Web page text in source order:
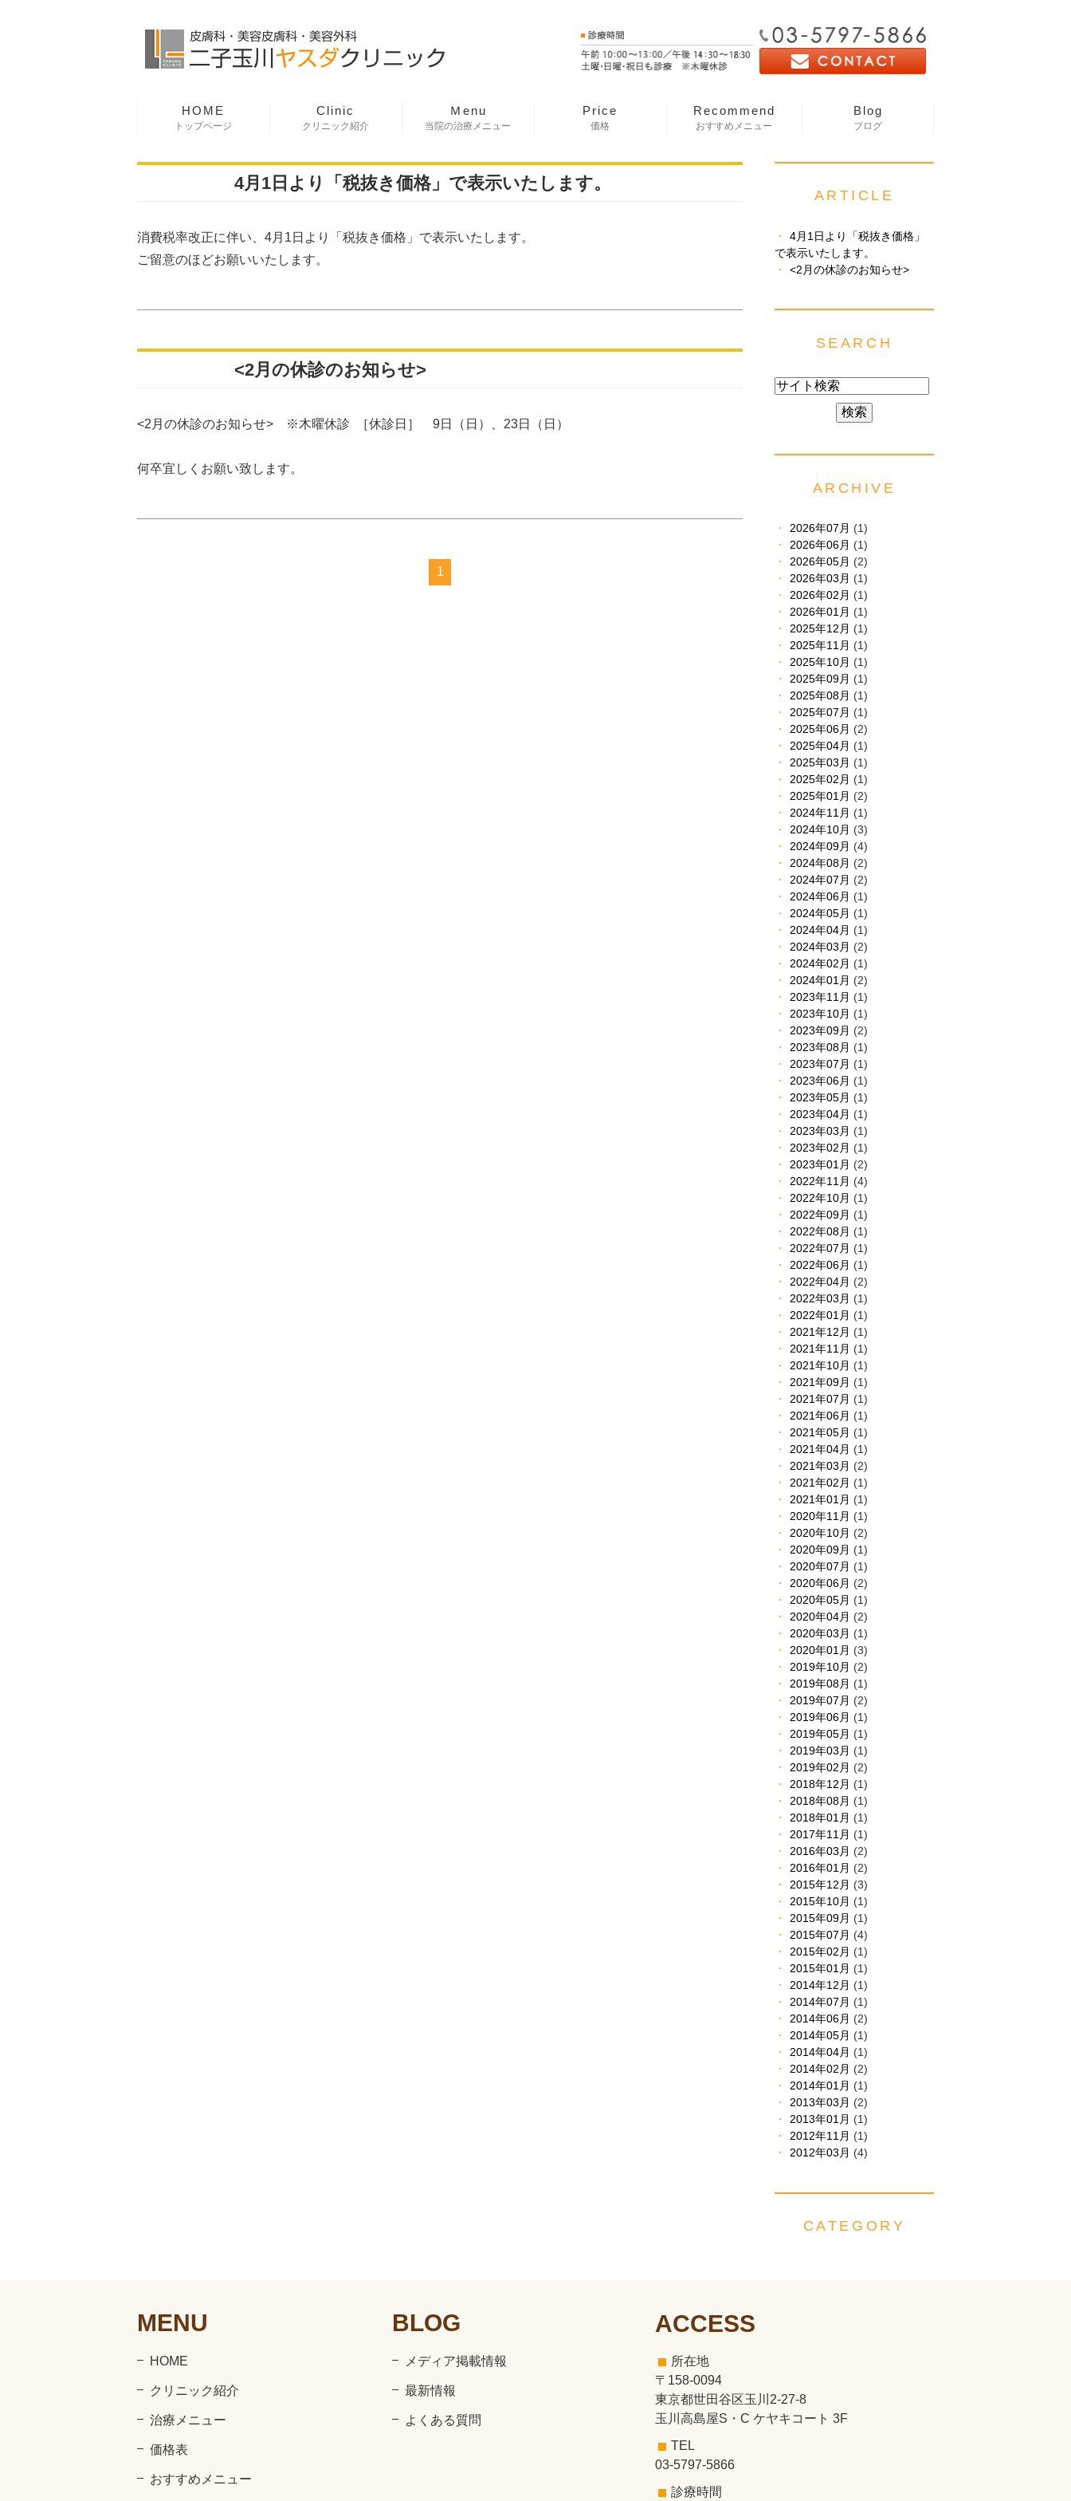
HOME
トップページ
Clinic
クリニック紹介
Ｍenu
当院の治療メニュー
Price
価格
Recommend
おすすめメニュー
Blog
ブログ
4月1日より「税抜き価格」で表示いたします。
消費税率改正に伴い、4月1日より「税抜き価格」で表示いたします。
ご留意のほどお願いいたします。
<2月の休診のお知らせ>
<2月の休診のお知らせ> ※木曜休診 ［休診日］ 9日（日）、23日（日）
何卒宜しくお願い致します。
1
ARTICLE
4月1日より「税抜き価格」
で表示いたします。
<2月の休診のお知らせ>
SEARCH
ARCHIVE
2026年07月 (1)
2026年06月 (1)
2026年05月 (2)
2026年03月 (1)
2026年02月 (1)
2026年01月 (1)
2025年12月 (1)
2025年11月 (1)
2025年10月 (1)
2025年09月 (1)
2025年08月 (1)
2025年07月 (1)
2025年06月 (2)
2025年04月 (1)
2025年03月 (1)
2025年02月 (1)
2025年01月 (2)
2024年11月 (1)
2024年10月 (3)
2024年09月 (4)
2024年08月 (2)
2024年07月 (2)
2024年06月 (1)
2024年05月 (1)
2024年04月 (1)
2024年03月 (2)
2024年02月 (1)
2024年01月 (2)
2023年11月 (1)
2023年10月 (1)
2023年09月 (2)
2023年08月 (1)
2023年07月 (1)
2023年06月 (1)
2023年05月 (1)
2023年04月 (1)
2023年03月 (1)
2023年02月 (1)
2023年01月 (2)
2022年11月 (4)
2022年10月 (1)
2022年09月 (1)
2022年08月 (1)
2022年07月 (1)
2022年06月 (1)
2022年04月 (2)
2022年03月 (1)
2022年01月 (1)
2021年12月 (1)
2021年11月 (1)
2021年10月 (1)
2021年09月 (1)
2021年07月 (1)
2021年06月 (1)
2021年05月 (1)
2021年04月 (1)
2021年03月 (2)
2021年02月 (1)
2021年01月 (1)
2020年11月 (1)
2020年10月 (2)
2020年09月 (1)
2020年07月 (1)
2020年06月 (2)
2020年05月 (1)
2020年04月 (2)
2020年03月 (1)
2020年01月 (3)
2019年10月 (2)
2019年08月 (1)
2019年07月 (2)
2019年06月 (1)
2019年05月 (1)
2019年03月 (1)
2019年02月 (2)
2018年12月 (1)
2018年08月 (1)
2018年01月 (1)
2017年11月 (1)
2016年03月 (2)
2016年01月 (2)
2015年12月 (3)
2015年10月 (1)
2015年09月 (1)
2015年07月 (4)
2015年02月 (1)
2015年01月 (1)
2014年12月 (1)
2014年07月 (1)
2014年06月 (2)
2014年05月 (1)
2014年04月 (1)
2014年02月 (2)
2014年01月 (1)
2013年03月 (2)
2013年01月 (1)
2012年11月 (1)
2012年03月 (4)
CATEGORY
MENU
HOME
クリニック紹介
治療メニュー
価格表
おすすめメニュー
BLOG
メディア掲載情報
最新情報
よくある質問
ACCESS
所在地
〒158-0094
東京都世田谷区玉川2-27-8
玉川高島屋S・C ケヤキコート 3F
TEL
03-5797-5866
診療時間